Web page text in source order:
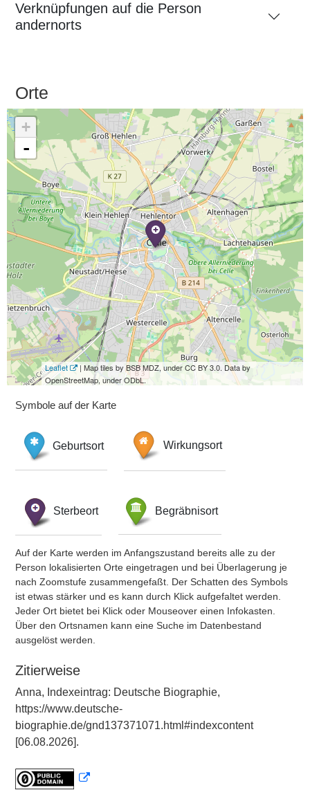
Verknüpfungen auf die Person
andernorts
Orte
+
-
Leaflet
| Map tiles by BSB MDZ, under CC BY 3.0. Data by
OpenStreetMap, under ODbL.
Symbole auf der Karte
Geburtsort Wirkungsort
Sterbeort Begräbnisort
Auf der Karte werden im Anfangszustand bereits alle zu der
Person lokalisierten Orte eingetragen und bei Überlagerung je
nach Zoomstufe zusammengefaßt. Der Schatten des Symbols
ist etwas stärker und es kann durch Klick aufgefaltet werden.
Jeder Ort bietet bei Klick oder Mouseover einen Infokasten.
Über den Ortsnamen kann eine Suche im Datenbestand
ausgelöst werden.
Zitierweise
Anna, Indexeintrag: Deutsche Biographie,
https://www.deutsche-
biographie.de/gnd137371071.html#indexcontent
[06.08.2026].